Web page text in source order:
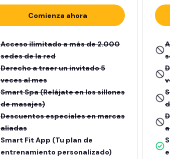
Comienza ahora
Acceso ilimitado a más de 2.000
sedes de la red
Derecho a traer un invitado 5
veces al mes
Smart Spa (Relájate en los sillones
de masajes)
Descuentos especiales en marcas
aliadas
Smart Fit App (Tu plan de
entrenamiento personalizado)